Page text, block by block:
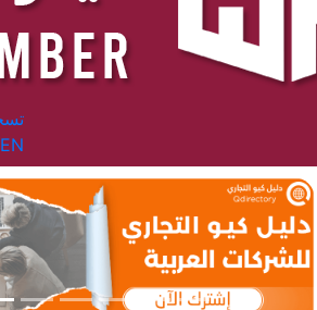
EN